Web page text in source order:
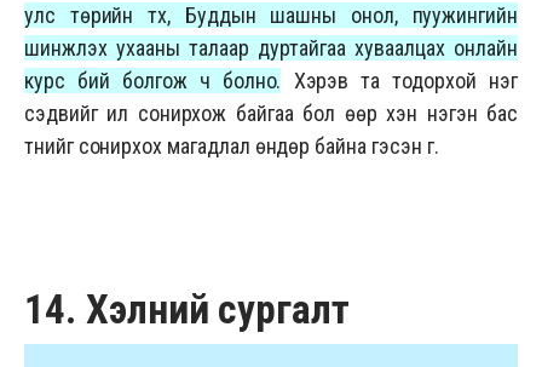
улс төрийн түүх, Буддын шашны онол, пуужингийн
шинжлэх ухааны талаар дуртайгаа хуваалцах онлайн
курс бий болгож ч болно. Хэрэв та тодорхой нэг
сэдвийг илүү сонирхож байгаа бол өөр хэн нэгэн бас
түүнийг сонирхох магадлал өндөр байна гэсэн үг.
14. Хэлний сургалт